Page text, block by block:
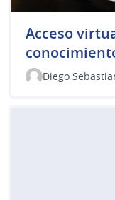
Acceso
Diego